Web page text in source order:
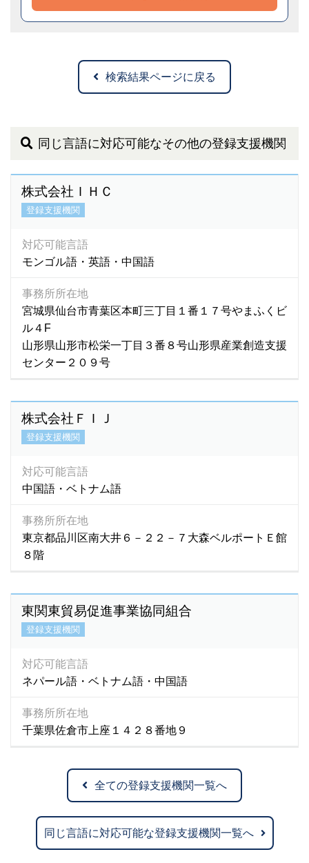
検索結果ページに戻る
同じ言語に対応可能なその他の登録支援機関
株式会社ＩＨＣ
登録支援機関
対応可能言語
モンゴル語・英語・中国語
事務所所在地
宮城県仙台市青葉区本町三丁目１番１７号やまふくビ
ル４F
山形県山形市松栄一丁目３番８号山形県産業創造支援
センター２０９号
株式会社ＦＩＪ
登録支援機関
対応可能言語
中国語・ベトナム語
事務所所在地
東京都品川区南大井６－２２－７大森ベルポートＥ館
８階
東関東貿易促進事業協同組合
登録支援機関
対応可能言語
ネパール語・ベトナム語・中国語
事務所所在地
千葉県佐倉市上座１４２８番地９
全ての登録支援機関一覧へ
同じ言語に対応可能な登録支援機関一覧へ